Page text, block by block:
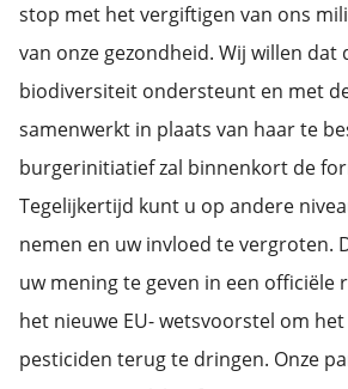
stop met het vergiftigen van ons
van onze gezondheid. Wij willen dat
biodiversiteit ondersteunt en met
samenwerkt in plaats van haar te
burgerinitiatief zal binnenkort de
Tegelijkertijd kunt u op andere
nemen en uw invloed te vergroten.
uw mening te geven in een officiële
het nieuwe EU- wetsvoorstel om
pesticiden terug te dringen. Onze